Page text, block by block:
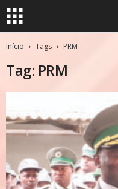
Início Tags PRM
Tag: PRM